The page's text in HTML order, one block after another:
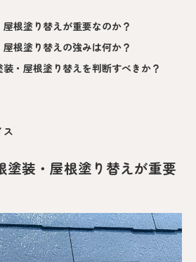
根塗り替えが重要なのか？
根塗り替えの強みは何か？
・屋根塗り替えを判断すべきか？
ス
塗装・屋根塗り替えが重要